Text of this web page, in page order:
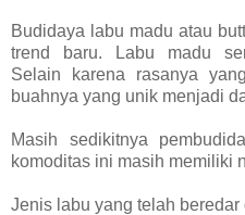
Budidaya labu madu atau
trend baru. Labu madu
Selain karena rasanya
buahnya yang unik menjadi
Masih sedikitnya
komoditas ini masih memiliki
Jenis labu yang telah